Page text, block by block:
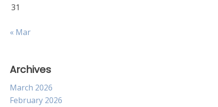
31
« Mar
Archives
March 2026
February 2026